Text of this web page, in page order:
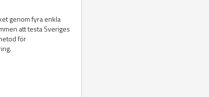
genom fyra enkla
att testa Sveriges
för